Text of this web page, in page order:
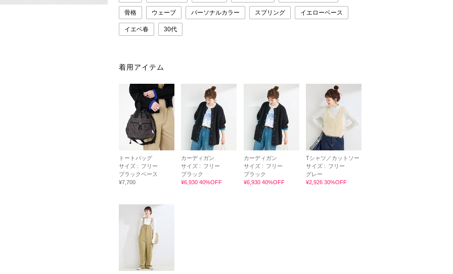
骨格 ウェーブ パーソナルカラー スプリング イエローベース
イエベ春 30代
着用アイテム
トートバッグ
サイズ : フリー
ブラックベース
¥7,700
カーディガン
サイズ : フリー
ブラック
¥6,930 40%OFF
カーディガン
サイズ : フリー
ブラック
¥6,930 40%OFF
Tシャツ／カットソー
サイズ : フリー
グレー
¥2,926 30%OFF